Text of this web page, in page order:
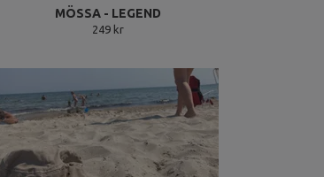
MÖSSA - LEGEND
249 kr